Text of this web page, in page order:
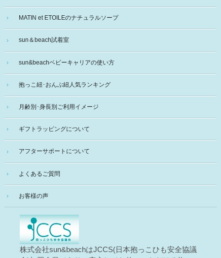
MATIN et ETOILEのナチュラルソープ
sun＆beach試着室
sun&beachベビーキャリアの使い方
抱っこ紐･おんぶ紐人気ランキング
月齢別･身長別ご利用イメージ
ギフトラッピングについて
アフターサポートについて
よくあるご質問
お客様の声
株式会社sun&beachはJCCS(日本抱っこひも安全協議